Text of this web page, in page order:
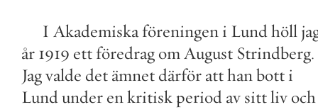
I Akademiska föreningen i Lundhöll
år 1919 ett föredrag omAugust Strindberg.
Jagvalde det ämnet därför atthanbott i
Lundunder enkritisk period av sittliv och